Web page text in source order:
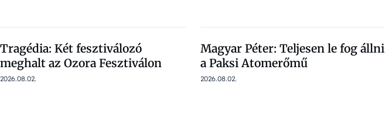
Tragédia: Két fesztiválozó
meghalt az Ozora Fesztiválon
2026.08.02.
Magyar Péter: Teljesen le fog állni
a Paksi Atomerőmű
2026.08.02.